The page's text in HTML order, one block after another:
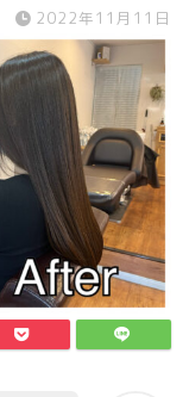
2022年11月11日